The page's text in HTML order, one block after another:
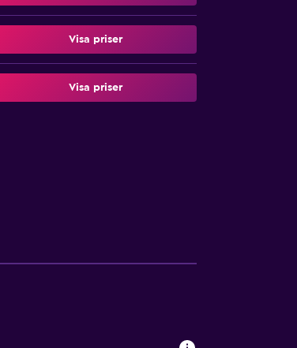
Visa priser
Visa priser